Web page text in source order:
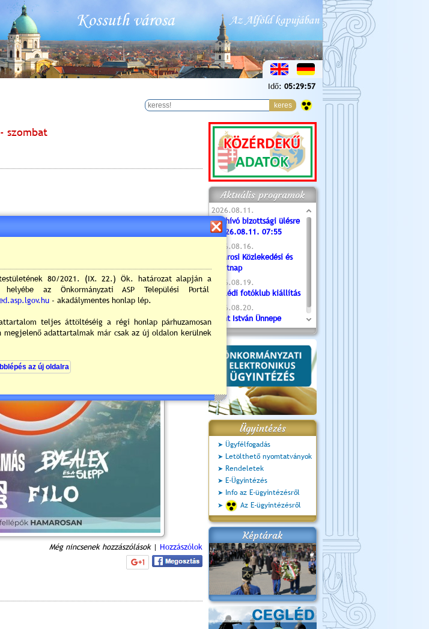
Idő: 05:29:58
- szombat
Még nincsenek hozzászólások| Hozzászólok
Aktuális programok
2026.08.11.
Meghívó bizottsági ülésre
- 2026.08.11. 07:55
2026.08.16.
Újvárosi Közlekedési és
Sportnap
2026.08.19.
Ceglédi fotóklub kiállítás
2026.08.20.
Szent István Ünnepe
Ügyintézés
Ügyfélfogadás
Letölthető nyomtatványok
Rendeletek
E-Ügyintézés
Info az E-ügyintézésről
Az E-ügyintézésről
Képtárak